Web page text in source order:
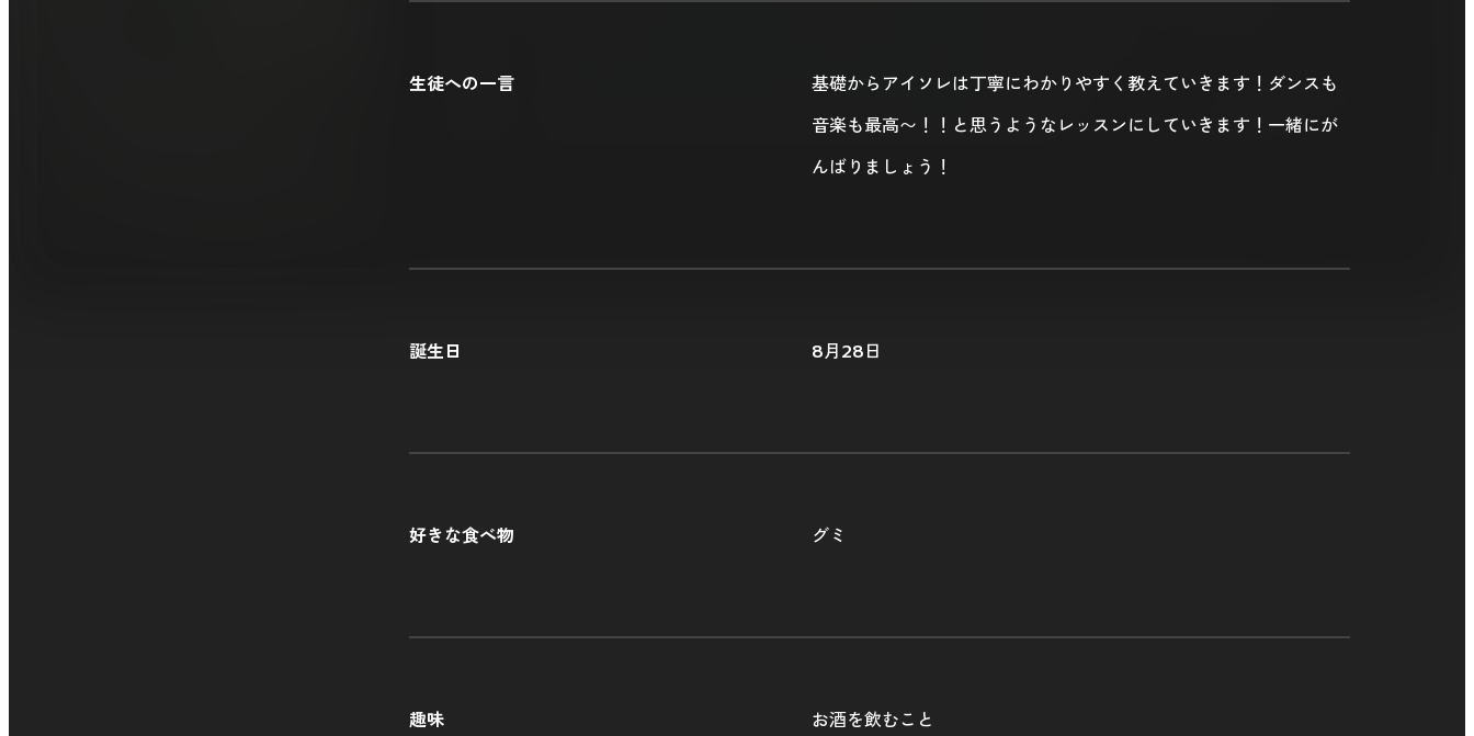
生徒への一言
基礎からアイソレは丁寧にわかりやすく教えていきます！ダンスも
音楽も最高〜！！と思うようなレッスンにしていきます！一緒にが
んばりましょう！
誕生日 8月28日
好きな食べ物 グミ
趣味 お酒を飲むこと